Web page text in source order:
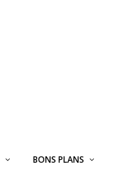
BONS PLANS